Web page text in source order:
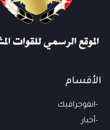
الأقسام
انفوجرافيك
أخبار